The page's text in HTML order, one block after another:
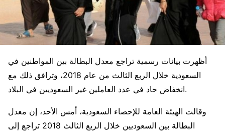
أظهرت بيانات رسمية تراجع معدل البطالة بين المواطنين في
السعودية خلال الربع الثالث من عام 2018، وترافق ذلك مع
انخفاض حاد في عدد العاملين غير السعوديين في البلاد.
وقالت الهيئة العامة للإحصاء السعودية، أمس الأحد، إن معدل
البطالة بين السعوديين خلال الربع الثالث 2018 تراجع إلى